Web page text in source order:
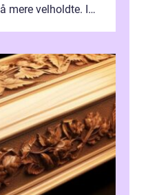
mere velholdte. I